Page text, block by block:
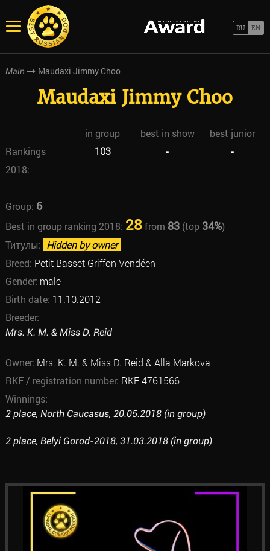
Main Maudaxi Jimmy Choo
Maudaxi Jimmy Choo
in group best in show
best junior
Rankings
2018:
103 - -
Group: 6
Best in group ranking 2018: 28from 83(top 34%)
=
Титулы: Hidden by owner
Breed: Petit Basset Griffon Vendéen
Gender: male
Birth date: 11.10.2012
Breeder:
Mrs. K. M. & Miss D. Reid
Owner: Mrs. K. M. & Miss D. Reid & Alla Markova
RKF / registration number: RKF 4761566
Winnings:
2 place, North Caucasus, 20.05.2018 (in group)
2 place, Belyi Gorod-2018, 31.03.2018 (in group)